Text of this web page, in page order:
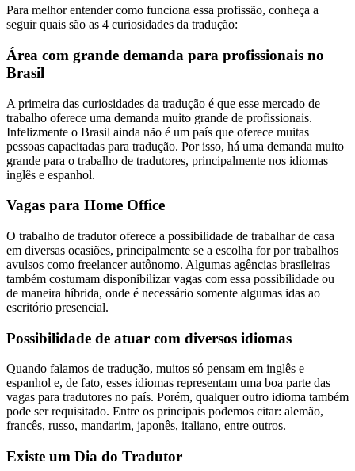
Para melhor entender como funciona essa profissão, conheça a
seguir quais são as 4 curiosidades da tradução:
Área com grande demanda para profissionais no
Brasil
A primeira das curiosidades da tradução é que esse mercado de
trabalho oferece uma demanda muito grande de profissionais.
Infelizmente o Brasil ainda não é um país que oferece muitas
pessoas capacitadas para tradução. Por isso, há uma demanda muito
grande para o trabalho de tradutores, principalmente nos idiomas
inglês e espanhol.
Vagas para Home Office
O trabalho de tradutor oferece a possibilidade de trabalhar de casa
em diversas ocasiões, principalmente se a escolha for por trabalhos
avulsos como freelancer autônomo. Algumas agências brasileiras
também costumam disponibilizar vagas com essa possibilidade ou
de maneira híbrida, onde é necessário somente algumas idas ao
escritório presencial.
Possibilidade de atuar com diversos idiomas
Quando falamos de tradução, muitos só pensam em inglês e
espanhol e, de fato, esses idiomas representam uma boa parte das
vagas para tradutores no país. Porém, qualquer outro idioma também
pode ser requisitado. Entre os principais podemos citar: alemão,
francês, russo, mandarim, japonês, italiano, entre outros.
Existe um Dia do Tradutor